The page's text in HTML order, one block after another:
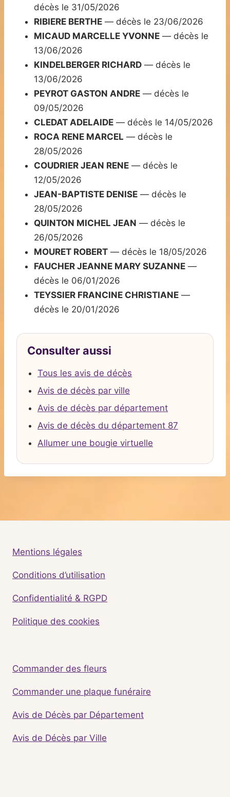
décès le 31/05/2026
RIBIERE BERTHE — décès le 23/06/2026
MICAUD MARCELLE YVONNE — décès le
13/06/2026
KINDELBERGER RICHARD — décès le
13/06/2026
PEYROT GASTON ANDRE — décès le
09/05/2026
CLEDAT ADELAIDE — décès le 14/05/2026
ROCA RENE MARCEL — décès le
28/05/2026
COUDRIER JEAN RENE — décès le
12/05/2026
JEAN-BAPTISTE DENISE — décès le
28/05/2026
QUINTON MICHEL JEAN — décès le
26/05/2026
MOURET ROBERT — décès le 18/05/2026
FAUCHER JEANNE MARY SUZANNE —
décès le 06/01/2026
TEYSSIER FRANCINE CHRISTIANE —
décès le 20/01/2026
Consulter aussi
Tous les avis de décès
Avis de décès par ville
Avis de décès par département
Avis de décès du département 87
Allumer une bougie virtuelle
Mentions légales
Conditions d’utilisation
Confidentialité & RGPD
Politique des cookies
Commander des fleurs
Commander une plaque funéraire
Avis de Décès par Département
Avis de Décès par Ville